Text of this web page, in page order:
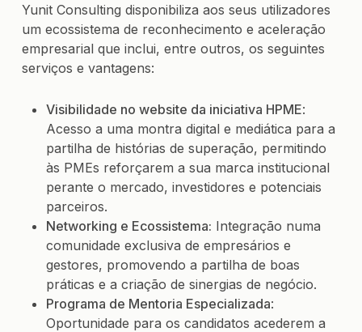
Yunit Consulting disponibiliza aos seus utilizadores
um ecossistema de reconhecimento e aceleração
empresarial que inclui, entre outros, os seguintes
serviços e vantagens:
Visibilidade no website da iniciativa HPME:
Acesso a uma montra digital e mediática para a
partilha de histórias de superação, permitindo
às PMEs reforçarem a sua marca institucional
perante o mercado, investidores e potenciais
parceiros.
Networking e Ecossistema: Integração numa
comunidade exclusiva de empresários e
gestores, promovendo a partilha de boas
práticas e a criação de sinergias de negócio.
Programa de Mentoria Especializada:
Oportunidade para os candidatos acederem a